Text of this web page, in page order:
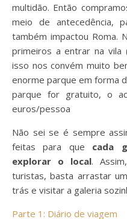
multidão. Então
meio de antecedência,
também impactou Roma.
primeiros a entrar na
isso nos convém muito
enorme parque em forma
parque for gratuito, o
euros/pessoa
Não sei se é sempre
feitas para que cada
explorar o local.
turistas, basta arrastar
trás e visitar a galeria
Parte 1: Diário de viagem